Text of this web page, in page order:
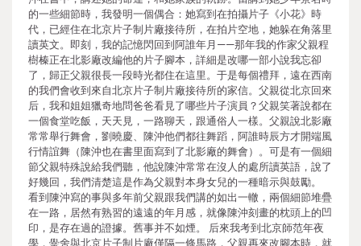
的一些細節時，我發明一個偶合：她寫到在拍攝片子《小花》時
代，已經住在北京片子制片廠接待所，在拍片空地，她躲在角落里
讀英文。即刻，我的記憶閃回到阿誰年月——那年我的作家父親程
樹榛正在北影廠改編他的片子腳本，詳細是改哪一部小說我忘卻
了，歸正父親很長一段時光都住在這里。于是每個禮拜，遠在西南
的我們會收到來自北京片子制片廠接待所的家信。父親從北京回來
后，我和姐姐獵奇地問爸爸看見了哪些片子演員？父親笑著說都在
一個食堂吃飯，天天見，一路聊天，跟通俗人一樣。父親說北影廠
常常舉行舞會，劉曉慶、陳沖他們都往舞蹈，阿誰時辰方才開端風
行情誼舞（陳沖也在書里面寫到了北影廠的舞會）。可是有一個細
節父親特殊說給我們聽，他說陳沖常常在沒人的處所讀英語，說了
好幾回，我們清楚這是作為父親對本身女兒的一種暗示與鼓勵。
看到陳沖寫的事與多年前父親跟我們講的如出一轍，兩個細節堆疊
在一路，居然有熟習的遠遠的年月感，就像陳沖刻畫的枕頭上的凹
印，是存在過的證據。舊事并不如煙。 后來我考到北京師范年夜